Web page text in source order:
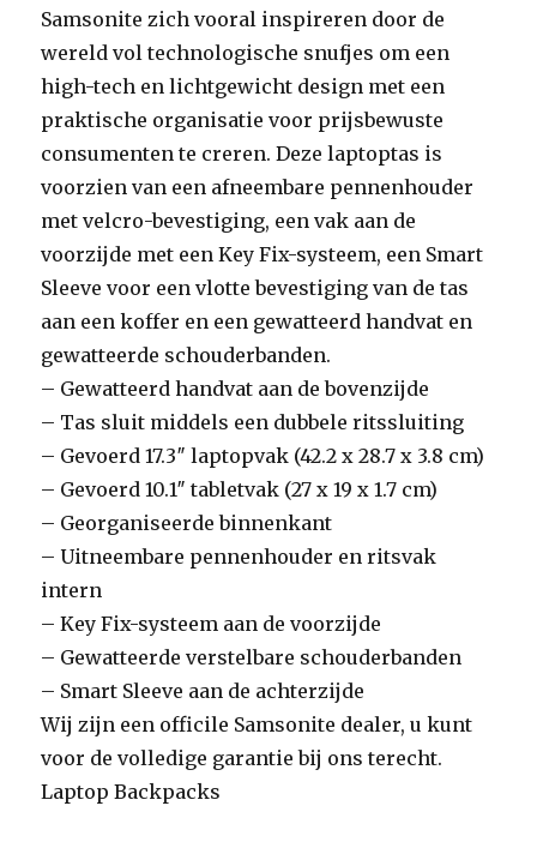
Samsonite zich vooral inspireren door de
wereld vol technologische snufjes om een
high-tech en lichtgewicht design met een
praktische organisatie voor prijsbewuste
consumenten te creren. Deze laptoptas is
voorzien van een afneembare pennenhouder
met velcro-bevestiging, een vak aan de
voorzijde met een Key Fix-systeem, een Smart
Sleeve voor een vlotte bevestiging van de tas
aan een koffer en een gewatteerd handvat en
gewatteerde schouderbanden.
– Gewatteerd handvat aan de bovenzijde
– Tas sluit middels een dubbele ritssluiting
– Gevoerd 17.3″ laptopvak (42.2 x 28.7 x 3.8 cm)
– Gevoerd 10.1″ tabletvak (27 x 19 x 1.7 cm)
– Georganiseerde binnenkant
– Uitneembare pennenhouder en ritsvak
intern
– Key Fix-systeem aan de voorzijde
– Gewatteerde verstelbare schouderbanden
– Smart Sleeve aan de achterzijde
Wij zijn een officile Samsonite dealer, u kunt
voor de volledige garantie bij ons terecht.
Laptop Backpacks